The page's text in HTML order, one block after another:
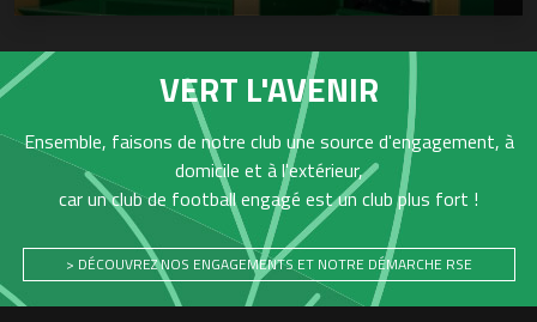
VERT L'AVENIR
Ensemble, faisons de notre club une source d'engagement, à
domicile et à l'extérieur,
car un club de football engagé est un club plus fort !
> DÉCOUVREZ NOS ENGAGEMENTS ET NOTRE DÉMARCHE RSE